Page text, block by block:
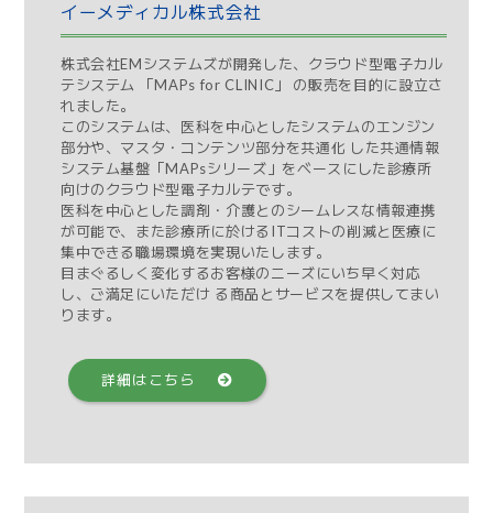
イーメディカル株式会社
株式会社EMシステムズが開発した、クラウド型電子カル
テシステム 「MAPs for CLINIC」 の販売を目的に設立さ
れました。
このシステムは、医科を中心としたシステムのエンジン
部分や、マスタ・コンテンツ部分を共通化 した共通情報
システム基盤「MAPsシリーズ」をベースにした診療所
向けのクラウド型電子カルテです。
医科を中心とした調剤・介護とのシームレスな情報連携
が可能で、また診療所に於けるITコストの削減と医療に
集中できる職場環境を実現いたします。
目まぐるしく変化するお客様のニーズにいち早く対応
し、ご満足にいただけ る商品とサービスを提供してまい
ります。
詳細はこちら